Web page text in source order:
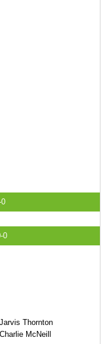
0
Jarvis Thornton
Charlie McNeill